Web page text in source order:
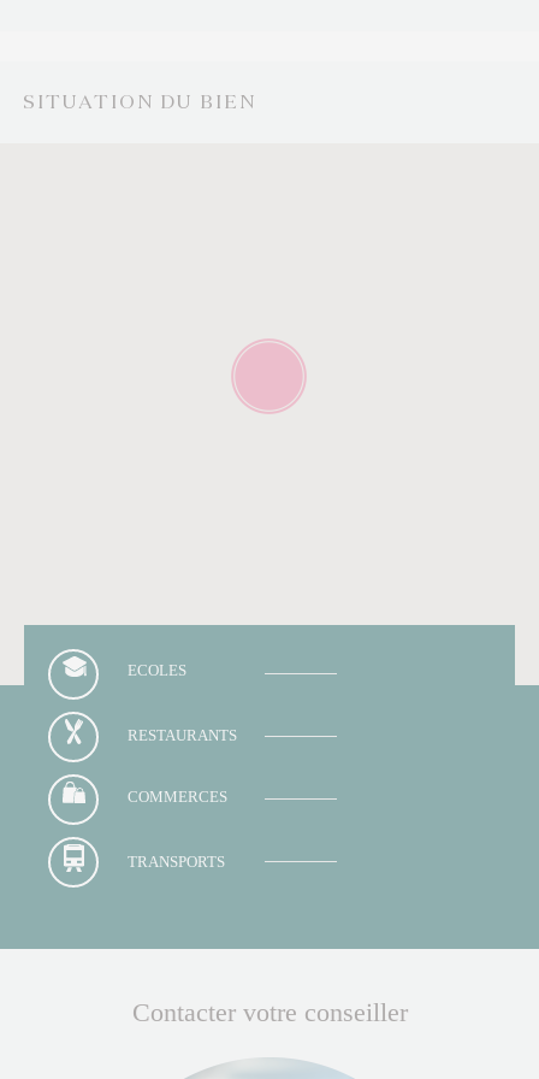
SITUATION DU BIEN
ECOLES
RESTAURANTS
COMMERCES
TRANSPORTS
Contacter votre conseiller